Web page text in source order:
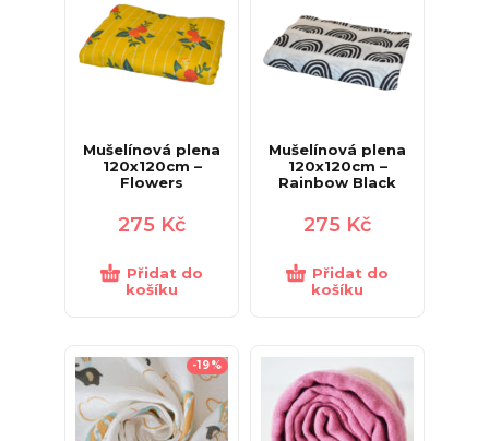
Mušelínová plena
120x120cm –
Flowers
275 Kč
Přidat do
košíku
Mušelínová plena
120x120cm –
Rainbow Black
275 Kč
Přidat do
košíku
-19%